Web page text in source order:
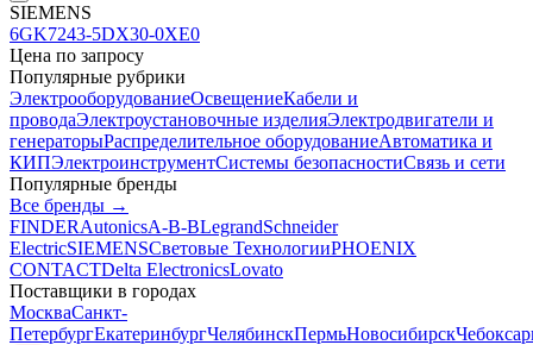
SIEMENS
6GK7243-5DX30-0XE0
Цена по запросу
Популярные рубрики
ЭлектрооборудованиеОсвещениеКабели и
проводаЭлектроустановочные изделияЭлектродвигатели и
генераторыРаспределительное оборудованиеАвтоматика и
КИПЭлектроинструментСистемы безопасностиСвязь и сети
Популярные бренды
Все бренды →
FINDERAutonicsA-B-BLegrandSchneider
ElectricSIEMENSСветовые ТехнологииPHOENIX
CONTACTDelta ElectronicsLovato
Поставщики в городах
МоскваСанкт-
ПетербургЕкатеринбургЧелябинскПермьНовосибирск